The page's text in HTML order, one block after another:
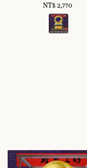
Regular
price
NT$ 2,770